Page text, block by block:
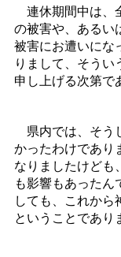
連休期間中は、
の被害や、あるい
被害にお遭いにな
りまして、そう
申し上げる次第で
県内では、そう
かったわけであり
なりましたけども
も影響もあったん
しても、これから
ということであり